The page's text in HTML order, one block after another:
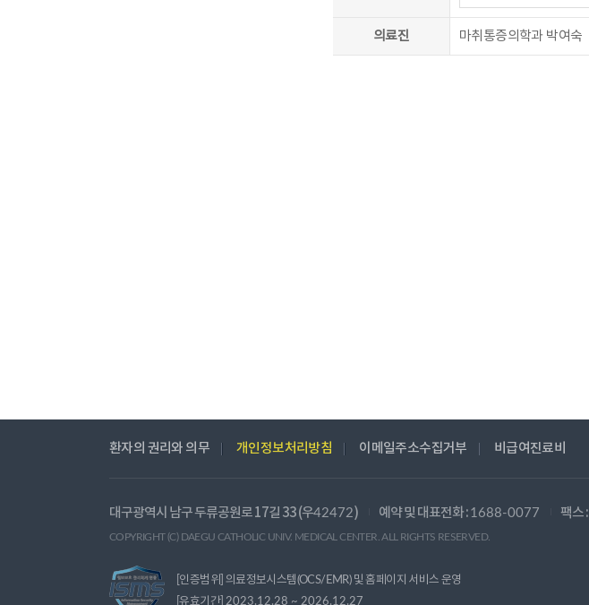
의료진 마취통증의학과 박여숙
환자의 권리와 의무 개인정보처리방침 이메일주소수집거부 비급여진료비
대구광역시 남구 두류공원로 17길 33 (우42472 ) 예약 및 대표전화 : 1688-0077 팩스 :
COPYRIGHT (C) DAEGU CATHOLIC UNIV. MEDICAL CENTER. ALL RIGHTS RESERVED.
[인증범위] 의료정보시스템(OCS/EMR) 및 홈페이지 서비스 운영
[유효기간] 2023.12.28 ~ 2026.12.27